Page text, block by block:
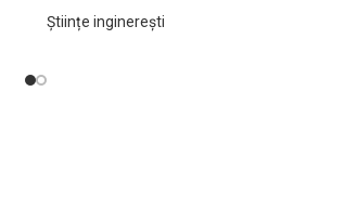
Științe inginerești